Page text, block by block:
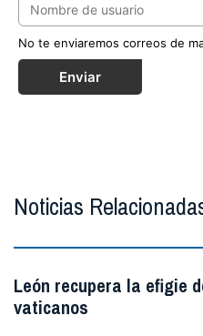
No te enviaremos correos de
Enviar
Noticias
León recupera la efigie
vaticanos